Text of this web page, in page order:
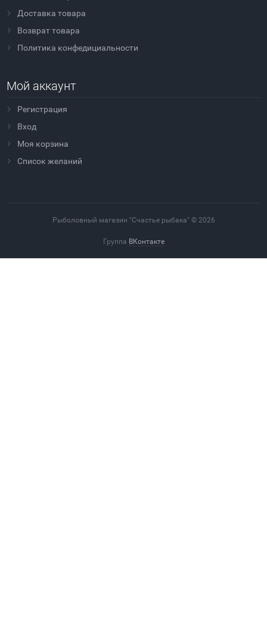
Доставка товара
Возврат товара
Политика конфедициальности
Мой аккаунт
Регистрация
Вход
Моя корзина
Cписок желаний
Рыболовный магазин "Счастье рыбака" © 2026
Группа ВКонтакте